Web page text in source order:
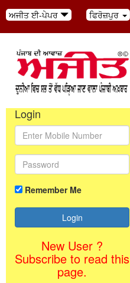
ਅਜੀਤ ਈ-ਪੇਪਰ ਫਿਰੋਜ਼ਪੁਰ
Login
Remember Me
New User ?
Subscribe to read this
page.